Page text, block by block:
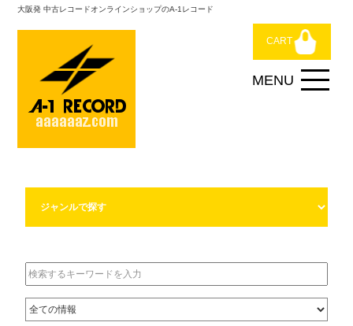
大阪発 中古レコードオンラインショップのA-1レコード
CART